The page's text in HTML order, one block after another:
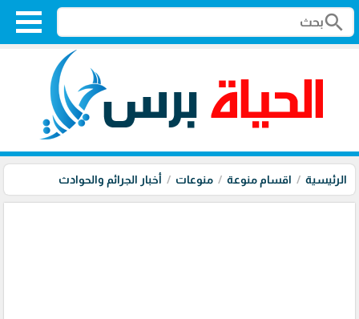
search
الرئيسية اقسام منوعة منوعات أخبار الجرائم والحوادث